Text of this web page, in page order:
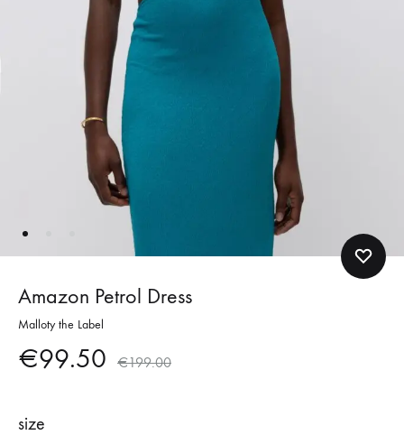
Amazon Petrol Dress
Malloty the Label
€99.50 €199.00
size